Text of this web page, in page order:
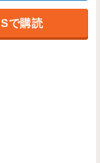
で購読